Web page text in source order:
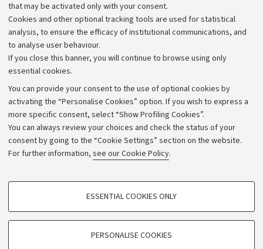
that may be activated only with your consent.
Cookies and other optional tracking tools are used for statistical
analysis, to ensure the efficacy of institutional communications, and
to analyse user behaviour.
If you close this banner, you will continue to browse using only
essential cookies.
You can provide your consent to the use of optional cookies by
activating the “Personalise Cookies” option. If you wish to express a
more specific consent, select “Show Profiling Cookies”.
You can always review your choices and check the status of your
consent by going to the “Cookie Settings” section on the website.
For further information, see our Cookie Policy.
PROFILING COOKIES - OPTIONAL
ESSENTIAL COOKIES ONLY
PERSONALISE COOKIES
Alumni community
Strategic plan
University budgets
Calls and competitions
Transparent administration
Appeals lodged
Merchandising - UniboStore
Website and accessibility information
Accessibility statement
Privacy policy and legal notes
Cookie Settings